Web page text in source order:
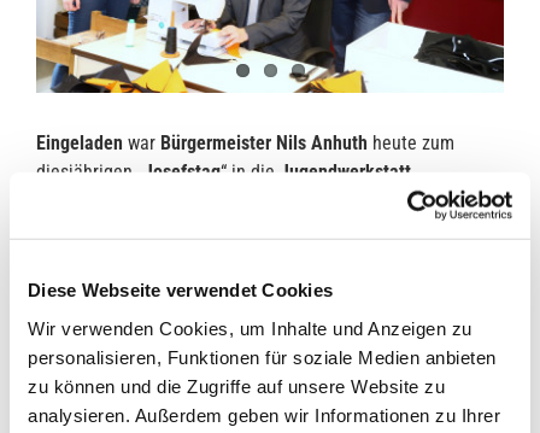
Diese Webseite verwendet Cookies
Wir verwenden Cookies, um Inhalte und Anzeigen zu
personalisieren, Funktionen für soziale Medien anbieten
zu können und die Zugriffe auf unsere Website zu
analysieren. Außerdem geben wir Informationen zu Ihrer
Eingeladen war Bürgermeister Nils Anhuth heute zum
diesjährigen „
Josefstag“ in die Jugendwerkstatt
dezentraler Aktionstag, der auf die wichtige Arbeit in
Jugendberufshilfe, in katholischer Trägerschaft
aufmerksam macht. Am Josefstag präsentieren diese
Einrichtungen ihre Arbeit in der Öffentlichkeit – und so nun
heute auch in der Jugendwerkstatt Harkebrügge.